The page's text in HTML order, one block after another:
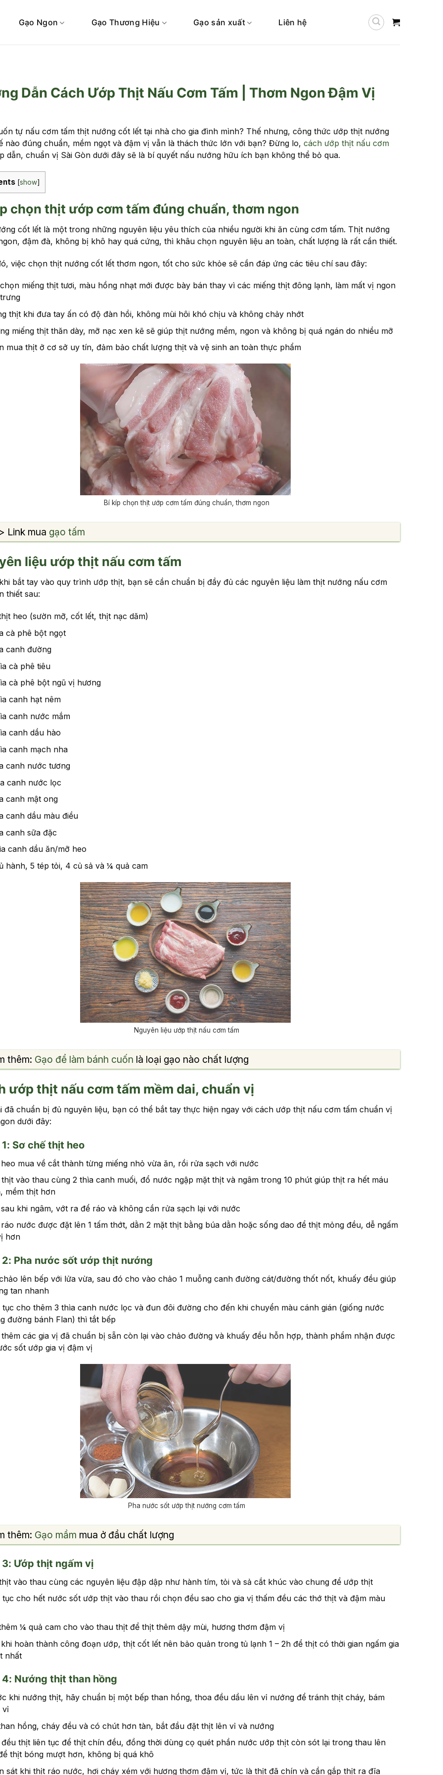
Gạo Ngon Gạo Thương Hiệu Gạo sản xuất Liên hệ
Dẫn Cách Ướp Thịt Nấu Cơm Tấm | Thơm Ngon Đậm Vị
tự nấu cơm tấm thịt nướng cốt lết tại nhà cho gia đình mình? Thế nhưng, công thức ướp thịt nướng
nào đúng chuẩn, mềm ngọt và đậm vị vẫn là thách thức lớn với bạn? Đừng lo, cách ướp thịt nấu cơm
dẫn, chuẩn vị Sài Gòn dưới đây sẽ là bí quyết nấu nướng hữu ích bạn không thể bỏ qua.
[show]
chọn thịt ướp cơm tấm đúng chuẩn, thơm ngon
cốt lết là một trong những nguyên liệu yêu thích của nhiều người khi ăn cùng cơm tấm. Thịt nướng
đậm đà, không bị khô hay quá cứng, thì khâu chọn nguyên liệu an toàn, chất lượng là rất cần thiết.
việc chọn thịt nướng cốt lết thơm ngon, tốt cho sức khỏe sẽ cần đáp ứng các tiêu chí sau đây:
miếng thịt tươi, màu hồng nhạt mới được bày bán thay vì các miếng thịt đông lạnh, làm mất vị ngon
thịt khi đưa tay ấn có độ đàn hồi, không mùi hôi khó chịu và không chảy nhớt
miếng thịt thăn dày, mỡ nạc xen kẽ sẽ giúp thịt nướng mềm, ngon và không bị quá ngán do nhiều mỡ
mua thịt ở cơ sở uy tín, đảm bảo chất lượng thịt và vệ sinh an toàn thực phẩm
Bí kíp chọn thịt ướp cơm tấm đúng chuẩn, thơm ngon
Link mua gạo tấm
liệu ướp thịt nấu cơm tấm
bắt tay vào quy trình ướp thịt, bạn sẽ cần chuẩn bị đầy đủ các nguyên liệu làm thịt nướng nấu cơm
thiết sau:
heo (sườn mỡ, cốt lết, thịt nạc dăm)
cà phê bột ngọt
canh đường
cà phê tiêu
cà phê bột ngũ vị hương
canh hạt nêm
canh nước mắm
canh dầu hào
canh mạch nha
canh nước tương
canh nước lọc
canh mật ong
canh dầu màu điều
canh sữa đặc
canh dầu ăn/mỡ heo
hành, 5 tép tỏi, 4 củ sả và ¼ quả cam
Nguyên liệu ướp thịt nấu cơm tấm
thêm: Gạo để làm bánh cuốn là loại gạo nào chất lượng
ướp thịt nấu cơm tấm mềm dai, chuẩn vị
đã chuẩn bị đủ nguyên liệu, bạn có thể bắt tay thực hiện ngay với cách ướp thịt nấu cơm tấm chuẩn vị
dưới đây:
Sơ chế thịt heo
mua về cắt thành từng miếng nhỏ vừa ăn, rồi rửa sạch với nước
thịt vào thau cùng 2 thìa canh muối, đổ nước ngập mặt thịt và ngâm trong 10 phút giúp thịt ra hết máu
mềm thịt hơn
khi ngâm, vớt ra để ráo và không cần rửa sạch lại với nước
nước được đặt lên 1 tấm thớt, dằn 2 mặt thịt bằng búa dằn hoặc sống dao để thịt mỏng đều, dễ ngấm
hơn
Pha nước sốt ướp thịt nướng
lên bếp với lửa vừa, sau đó cho vào chảo 1 muỗng canh đường cát/đường thốt nốt, khuấy đều giúp
tan nhanh
tục cho thêm 3 thìa canh nước lọc và đun đôi đường cho đến khi chuyển màu cánh gián (giống nước
đường bánh Flan) thì tắt bếp
thêm các gia vị đã chuẩn bị sẵn còn lại vào chảo đường và khuấy đều hỗn hợp, thành phẩm nhận được
sốt ướp gia vị đậm vị
Pha nước sốt ướp thịt nướng cơm tấm
thêm: Gạo mầm mua ở đầu chất lượng
Ướp thịt ngấm vị
vào thau cùng các nguyên liệu đập dập như hành tím, tỏi và sả cắt khúc vào chung để ướp thịt
tục cho hết nước sốt ướp thịt vào thau rồi chọn đều sao cho gia vị thấm đều các thớ thịt và đậm màu
¼ quả cam cho vào thau thịt để thịt thêm dậy mùi, hương thơm đậm vị
hoàn thành công đoạn ướp, thịt cốt lết nên bảo quản trong tủ lạnh 1 – 2h để thịt có thời gian ngấm gia
nhất
Nướng thịt than hồng
khi nướng thịt, hãy chuẩn bị một bếp than hồng, thoa đều dầu lên vỉ nướng để tránh thịt cháy, bám
vỉ
hồng, cháy đều và có chút hơn tàn, bắt đầu đặt thịt lên vỉ và nướng
thịt liên tục để thịt chín đều, đồng thời dùng cọ quét phần nước ướp thịt còn sót lại trong thau lên
thịt bóng mượt hơn, không bị quá khô
sát khi thịt ráo nước, hơi cháy xém với hương thơm đậm vị, tức là thịt đã chín và cần gắp thịt ra đĩa